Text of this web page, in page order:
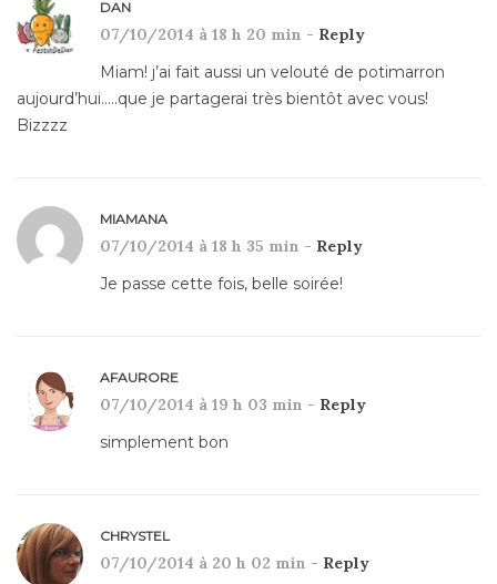
DAN
07/10/2014 à 18 h 20 min - Reply
Miam! j’ai fait aussi un velouté de potimarron
aujourd’hui…..que je partagerai très bientôt avec vous!
Bizzzz
MIAMANA
07/10/2014 à 18 h 35 min - Reply
Je passe cette fois, belle soirée!
AFAURORE
07/10/2014 à 19 h 03 min - Reply
simplement bon
CHRYSTEL
07/10/2014 à 20 h 02 min - Reply